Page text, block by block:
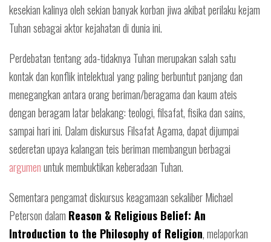
kesekian kalinya oleh sekian banyak korban jiwa akibat perilaku kejam
Tuhan sebagai aktor kejahatan di dunia ini.
Perdebatan tentang ada-tidaknya Tuhan merupakan salah satu
kontak dan konflik intelektual yang paling berbuntut panjang dan
menegangkan antara orang beriman/beragama dan kaum ateis
dengan beragam latar belakang: teologi, filsafat, fisika dan sains,
sampai hari ini. Dalam diskursus Filsafat Agama, dapat dijumpai
sederetan upaya kalangan teis beriman membangun berbagai
argumenuntuk membuktikan keberadaan Tuhan.
Sementara pengamat diskursus keagamaan sekaliber Michael
Peterson dalam Reason & Religious Belief: An
Introduction to the Philosophy of Religion, melaporkan